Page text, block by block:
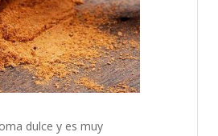
dulce y es muy